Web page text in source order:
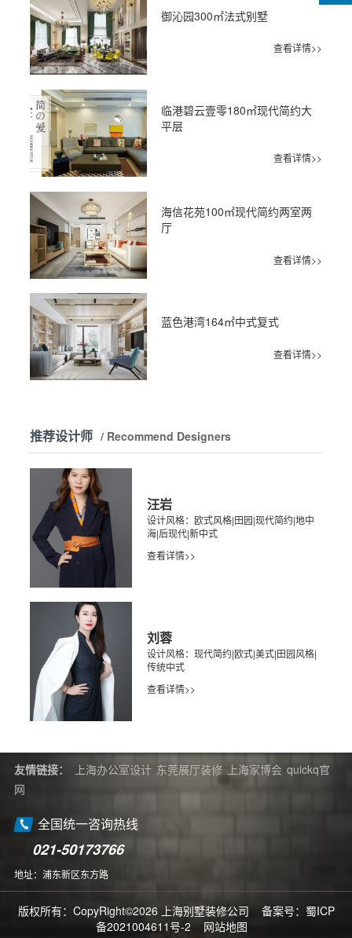
御沁园300㎡法式别墅
查看详情>>
临港碧云壹零180㎡现代简约大
平层
查看详情>>
海信花苑100㎡现代简约两室两
厅
查看详情>>
蓝色港湾164㎡中式复式
查看详情>>
推荐设计师 / Recommend Designers
汪岩
设计风格：欧式风格|田园|现代简约|地中
海|后现代|新中式
查看详情>>
刘蓉
设计风格：现代简约|欧式|美式|田园风格|
传统中式
查看详情>>
友情链接： 上海办公室设计 东莞展厅装修 上海家博会 quickq官
网
全国统一咨询热线
021-50173766
地址：浦东新区东方路
版权所有：CopyRight©2026 上海别墅装修公司 备案号： 蜀ICP
备2021004611号-2
网站地图